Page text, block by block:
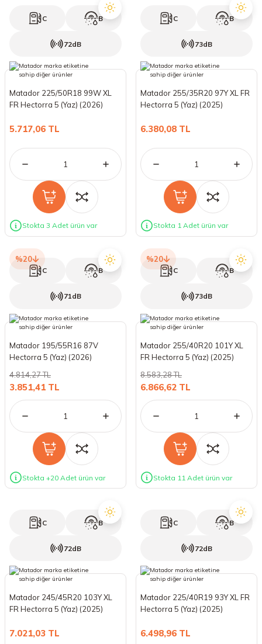
C B
72dB
Matador 225/50R18 99W XL
FR Hectorra 5 (Yaz) (2026)
5.717,06 TL
Stokta 3 Adet ürün var
C B
73dB
Matador 255/35R20 97Y XL FR
Hectorra 5 (Yaz) (2025)
6.380,08 TL
Stokta 1 Adet ürün var
%20
C B
71dB
Matador 195/55R16 87V
Hectorra 5 (Yaz) (2026)
3.851,41 TL
4.814,27 TL
Stokta +20 Adet ürün var
%20
C B
73dB
Matador 255/40R20 101Y XL
FR Hectorra 5 (Yaz) (2025)
6.866,62 TL
8.583,28 TL
Stokta 11 Adet ürün var
C B
72dB
Matador 245/45R20 103Y XL
FR Hectorra 5 (Yaz) (2025)
7.021,03 TL
C B
72dB
Matador 225/40R19 93Y XL FR
Hectorra 5 (Yaz) (2025)
6.498,96 TL